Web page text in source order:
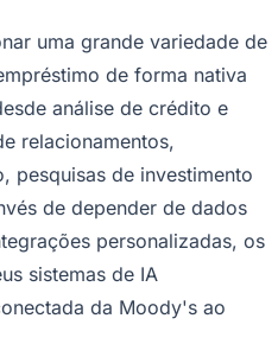
uma grande variedade de
de forma nativa
análise de crédito e
relacionamentos,
pesquisas de investimento
de depender de dados
personalizadas, os
sistemas de IA
da Moody's ao